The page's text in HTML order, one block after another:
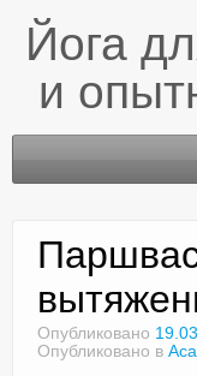
Йога
и
Доктор
Опубликовано
Опубликовано в